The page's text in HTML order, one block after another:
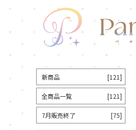
新商品 [121]
全商品一覧 [121]
7月販売終了 [75]